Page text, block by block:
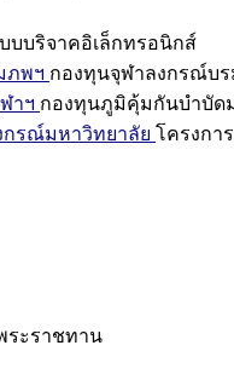
บบริจาคอิเล็กทรอนิกส์
ภพฯ กองทุนจุฬาลงกรณ์บ
าฯ กองทุนภูมิคุ้มกันบำบัดม
กรณ์มหาวิทยาลัย โครงกา
ระราชทาน